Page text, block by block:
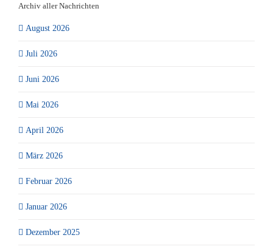
Archiv aller Nachrichten
August 2026
Juli 2026
Juni 2026
Mai 2026
April 2026
März 2026
Februar 2026
Januar 2026
Dezember 2025